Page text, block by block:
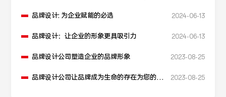
品牌设计: 为企业赋能的必选 2024-06-13
品牌设计：让企业的形象更具吸引力 2024-06-13
品牌设计公司塑造企业的品牌形象 2023-08-25
品牌设计公司让品牌成为生命的存在为您的品
2023-08-25